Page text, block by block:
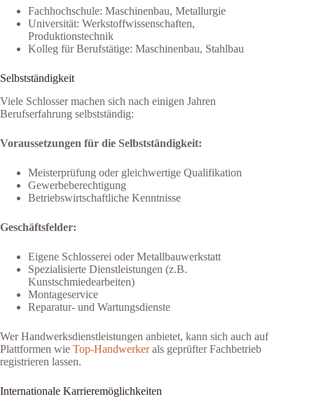
Fachhochschule: Maschinenbau, Metallurgie
Universität: Werkstoffwissenschaften,
Produktionstechnik
Kolleg für Berufstätige: Maschinenbau, Stahlbau
Selbstständigkeit
Viele Schlosser machen sich nach einigen Jahren
Berufserfahrung selbstständig:
Voraussetzungen für die Selbstständigkeit:
Meisterprüfung oder gleichwertige Qualifikation
Gewerbeberechtigung
Betriebswirtschaftliche Kenntnisse
Geschäftsfelder:
Eigene Schlosserei oder Metallbauwerkstatt
Spezialisierte Dienstleistungen (z.B.
Kunstschmiedearbeiten)
Montageservice
Reparatur- und Wartungsdienste
Wer Handwerksdienstleistungen anbietet, kann sich auch auf
Plattformen wie Top-Handwerkerals geprüfter Fachbetrieb
registrieren lassen.
Internationale Karrieremöglichkeiten